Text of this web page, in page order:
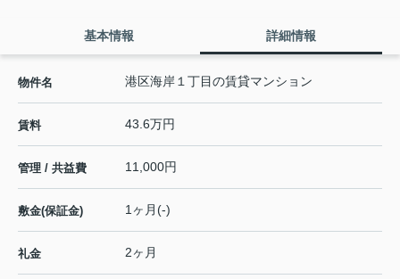
基本情報 詳細情報
物件名 港区海岸１丁目の賃貸マンション
賃料 43.6万円
管理 / 共益費 11,000円
敷金(保証金) 1ヶ月(-)
礼金 2ヶ月